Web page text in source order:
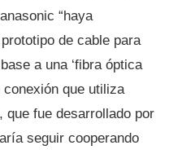
“haya
de cable para
a una ‘fibra óptica
que utiliza
que fue desarrollado por
seguir cooperando